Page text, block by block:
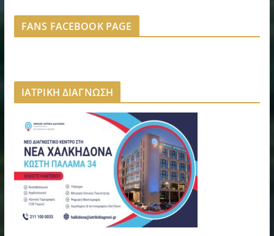
FANS FACEBOOK PAGE
ΙΑΤΡΙΚΗ ΔΙΑΓΝΩΣΗ